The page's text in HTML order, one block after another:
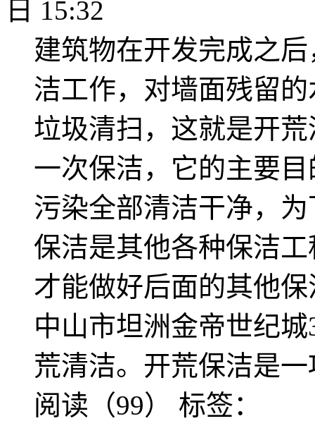
日 15:32
建筑物在开发完成之
洁工作，对墙面残留
垃圾清扫，这就是开
一次保洁，它的主要
污染全部清洁干净，
保洁是其他各种保洁
才能做好后面的其他
中山市坦洲金帝世纪
荒清洁。开荒保洁是
阅读（99） 标签：